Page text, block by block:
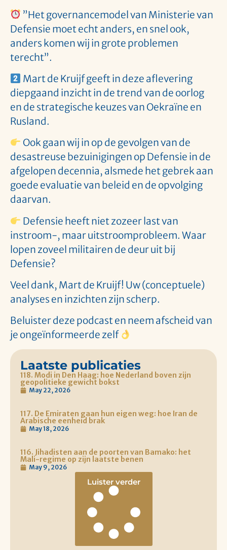
”Het governancemodel van Ministerie van
Defensie moet echt anders, en snel ook,
anders komen wij in grote problemen
terecht”.
Mart de Kruijf geeft in deze aflevering
diepgaand inzicht in de trend van de oorlog
en de strategische keuzes van Oekraïne en
Rusland.
Ook gaan wij in op de gevolgen van de
desastreuse bezuinigingen op Defensie in de
afgelopen decennia, alsmede het gebrek aan
goede evaluatie van beleid en de opvolging
daarvan.
Defensie heeft niet zozeer last van
instroom-, maar uitstroomprobleem. Waar
lopen zoveel militairen de deur uit bij
Defensie?
Veel dank, Mart de Kruijf! Uw (conceptuele)
analyses en inzichten zijn scherp.
Beluister deze podcast en neem afscheid van
je ongeïnformeerde zelf
Laatste publicaties
118. Modi in Den Haag: hoe Nederland boven zijn
geopolitieke gewicht bokst
May 22, 2026
117. De Emiraten gaan hun eigen weg: hoe Iran de
Arabische eenheid brak
May 18, 2026
116. Jihadisten aan de poorten van Bamako: het
Mali-regime op zijn laatste benen
May 9, 2026
Luister verder